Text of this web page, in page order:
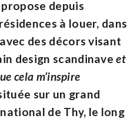
depuis
à louer, dans
des décors visant
design scandinaveet
cela m’inspire
sur un grand
de Thy, le long